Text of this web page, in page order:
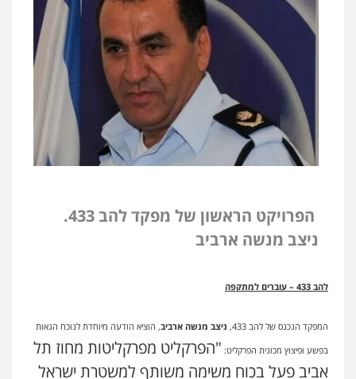
הפרויקט הראשון של מפקד להב 433.
ניצב מנשה ארביב
להב 433 – עוברים למתקפה
המפקד הנכנס של להב 433, ניצב מנשה ארביב, הוציא הודעה מיוחדת לנוכח הגאות
בפשע ופיצוץ מכונית הפרקליט: "הפרקליט מפרקליטות מחוז תל
אביב פעל בכוח משימה משותף למשטרת ישראל